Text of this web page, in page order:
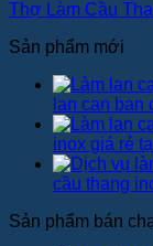
Thợ Làm Cầu
Sản phẩm mới
lan can ban
inox giá rẻ
cầu thang
Sản phẩm bán